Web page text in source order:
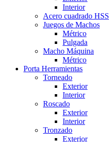
Interior
Acero cuadrado HSS
Juegos de Machos
Métrico
Pulgada
Macho Máquina
Métrico
Porta Herramientas
Torneado
Exterior
Interior
Roscado
Exterior
Interior
Tronzado
Exterior